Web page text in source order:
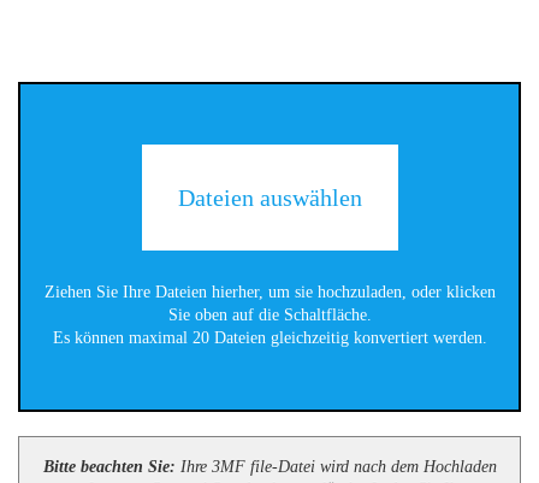
Dateien auswählen
Ziehen Sie Ihre Dateien hierher, um sie hochzuladen, oder klicken
Sie oben auf die Schaltfläche.
Es können maximal 20 Dateien gleichzeitig konvertiert werden.
Bitte beachten Sie: Ihre 3MF file-Datei wird nach dem Hochladen